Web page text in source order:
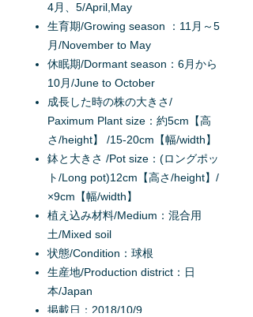
4月、5/April,May
生育期/Growing season ：11月～5
月/November to May
休眠期/Dormant season：6月から
10月/June to October
成長した時の株の大きさ/
Paximum Plant size：約5cm【高
さ/height】 /15-20cm【幅/width】
鉢と大きさ /Pot size：(ロングポッ
ト/Long pot)12cm【高さ/height】/
×9cm【幅/width】
植え込み材料/Medium：混合用
土/Mixed soil
状態/Condition：球根
生産地/Production district：日
本/Japan
掲載日：2018/10/9